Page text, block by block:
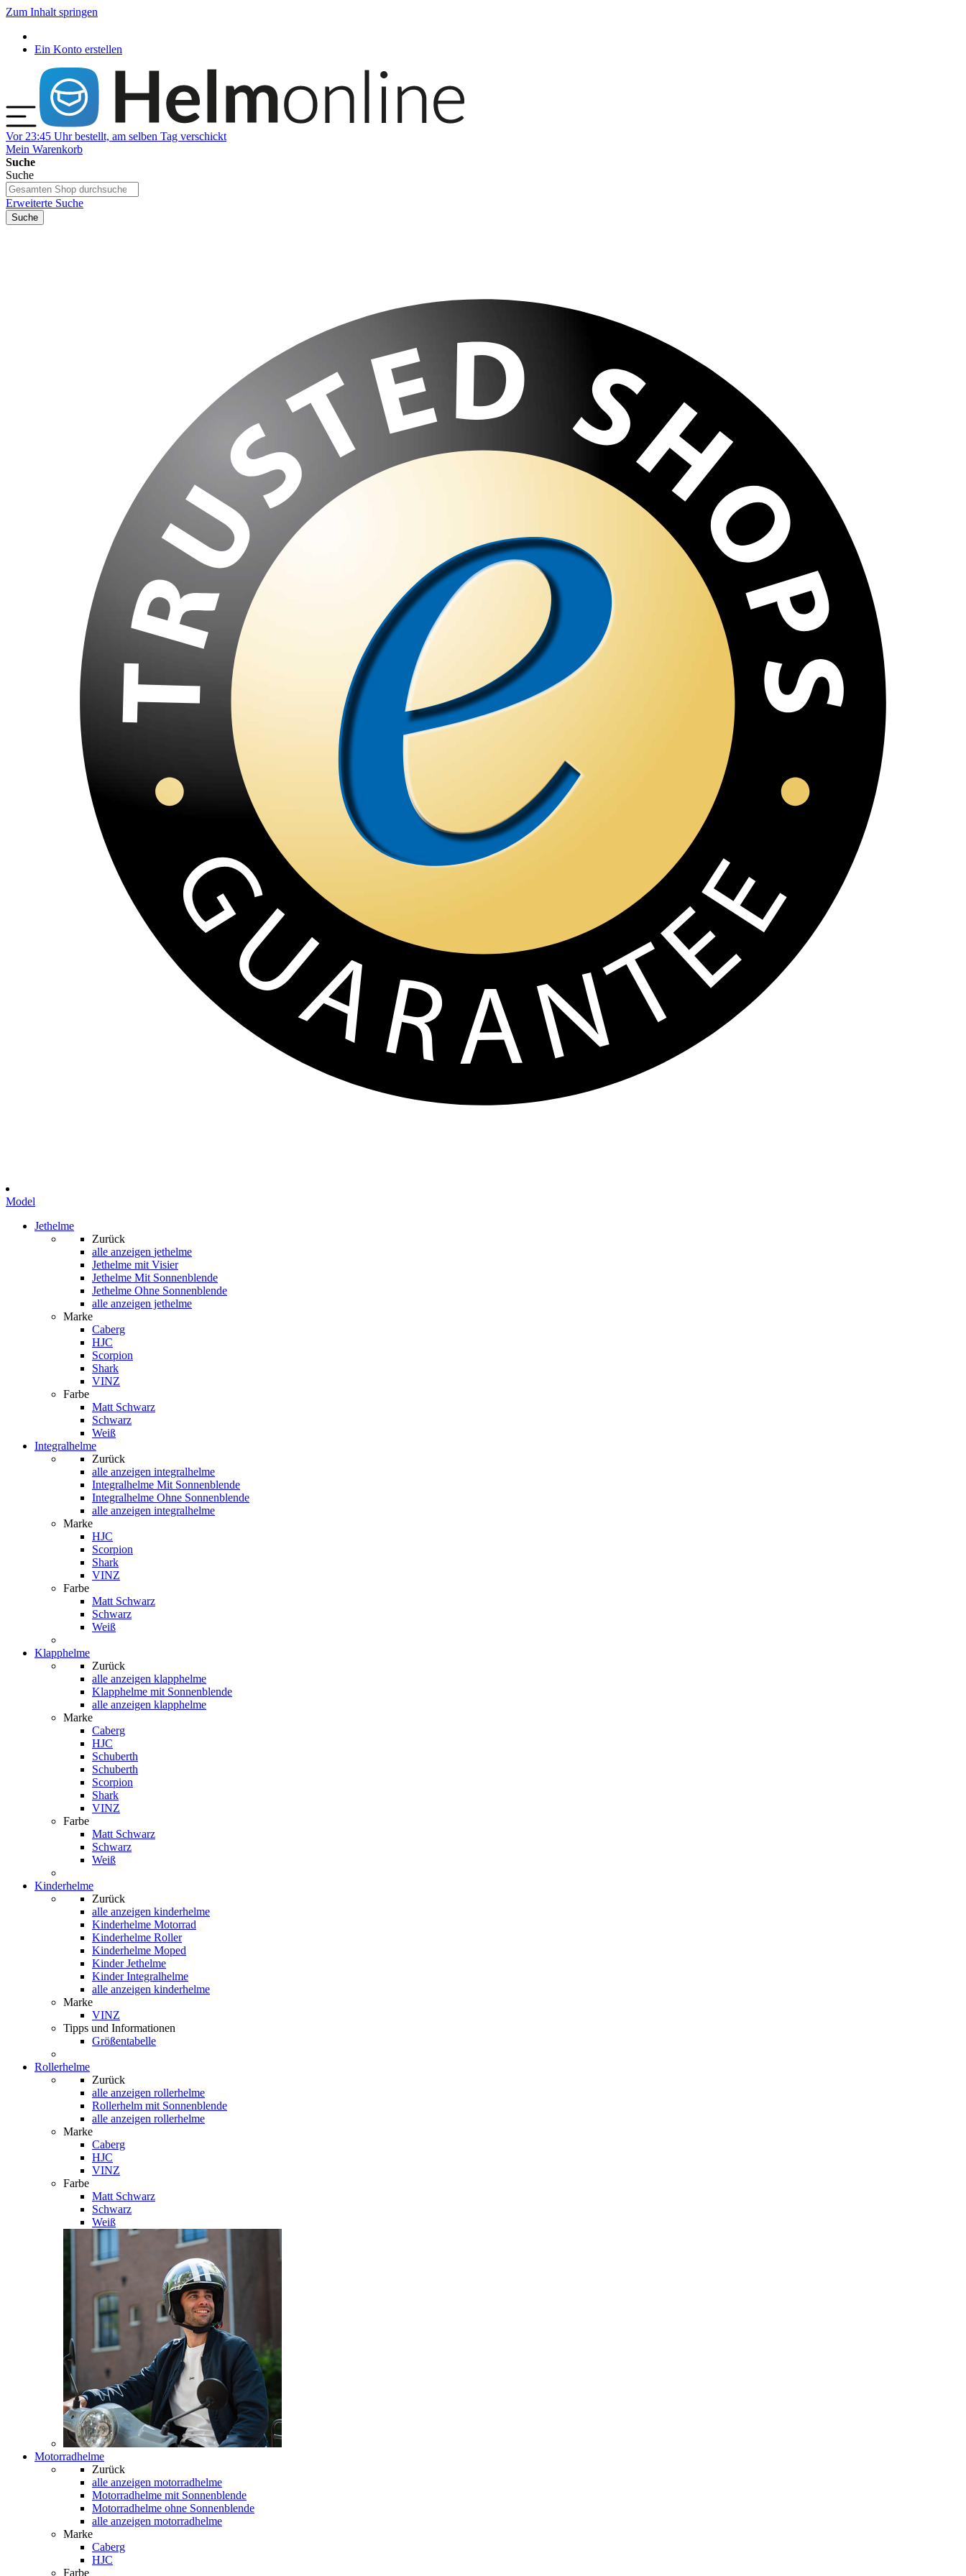
Zum Inhalt springen
Ein Konto erstellen
Vor 23:45 Uhr bestellt, am selben Tag verschickt
Mein Warenkorb
Suche
Suche
Erweiterte Suche
Suche
Model
Jethelme
Zurück
alle anzeigen jethelme
Jethelme mit Visier
Jethelme Mit Sonnenblende
Jethelme Ohne Sonnenblende
alle anzeigen jethelme
Marke
Caberg
HJC
Scorpion
Shark
VINZ
Farbe
Matt Schwarz
Schwarz
Weiß
Integralhelme
Zurück
alle anzeigen integralhelme
Integralhelme Mit Sonnenblende
Integralhelme Ohne Sonnenblende
alle anzeigen integralhelme
Marke
HJC
Scorpion
Shark
VINZ
Farbe
Matt Schwarz
Schwarz
Weiß
Klapphelme
Zurück
alle anzeigen klapphelme
Klapphelme mit Sonnenblende
alle anzeigen klapphelme
Marke
Caberg
HJC
Schuberth
Schuberth
Scorpion
Shark
VINZ
Farbe
Matt Schwarz
Schwarz
Weiß
Kinderhelme
Zurück
alle anzeigen kinderhelme
Kinderhelme Motorrad
Kinderhelme Roller
Kinderhelme Moped
Kinder Jethelme
Kinder Integralhelme
alle anzeigen kinderhelme
Marke
VINZ
Tipps und Informationen
Größentabelle
Rollerhelme
Zurück
alle anzeigen rollerhelme
Rollerhelm mit Sonnenblende
alle anzeigen rollerhelme
Marke
Caberg
HJC
VINZ
Farbe
Matt Schwarz
Schwarz
Weiß
Motorradhelme
Zurück
alle anzeigen motorradhelme
Motorradhelme mit Sonnenblende
Motorradhelme ohne Sonnenblende
alle anzeigen motorradhelme
Marke
Caberg
HJC
Farbe